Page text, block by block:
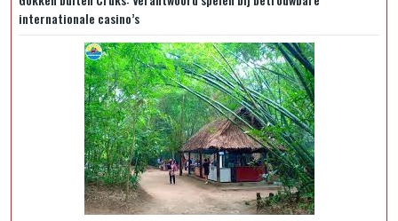
internationale casino’s